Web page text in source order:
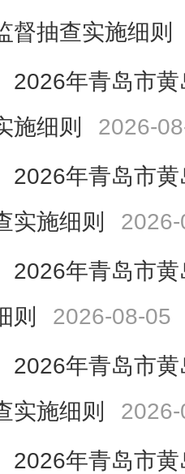
督抽查实施细则
2026年青岛市
施细则
2026-
2026年青岛市
实施细则
2026年青岛市
则
2026-08-05
2026年青岛市
实施细则
2026年青岛市